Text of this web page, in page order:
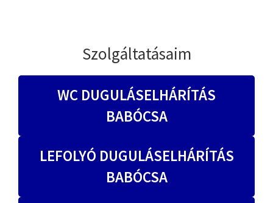
Szolgáltatásaim
WC DUGULÁSELHÁRÍTÁS
BABÓCSA
LEFOLYÓ DUGULÁSELHÁRÍTÁS
BABÓCSA